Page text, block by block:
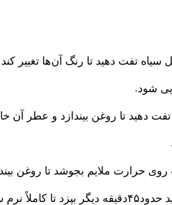
تفت دهید تا رنگ آن‌ها تغییر
شود.
دهید تا روغن بیندازد و عطر آن
حرارت ملایم بجوشد تا روغن
حدود۴۵دقیقه دیگر بپزد تا کاملاً